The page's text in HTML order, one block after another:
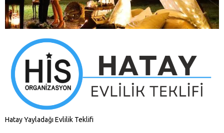
Hatay Yayladağı‎ Evlilik Teklifi